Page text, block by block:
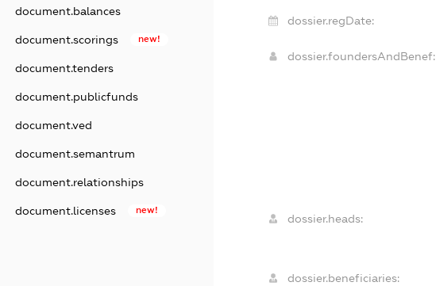
document.balances
document.scorings new!
document.tenders
document.publicfunds
document.ved
document.semantrum
document.relationships
document.licenses new!
dossier.regDate:
dossier.foundersAndBenef:
dossier.heads:
dossier.beneficiaries: